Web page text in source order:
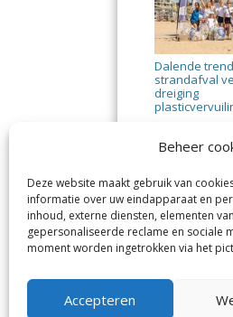
Beheer
Deze website maakt gebruik van
informatie over uw eindapparaat en
inhoud, externe diensten, elementen
gepersonaliseerde reclame en sociale
moment worden ingetrokken via het
Accepteren
Dalende
strandafval
dreiging
Jutter | Hofgeest
1976 DN
0255-533900